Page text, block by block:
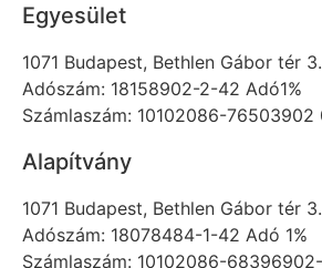
Egyesület
1071 Budapest, Bethlen Gábor tér 3.
Adószám: 18158902-2-42 Adó1%
Számlaszám: 10102086-
Alapítvány
1071 Budapest, Bethlen Gábor tér 3.
Adószám: 18078484-1-42 Adó 1%
Számlaszám: 10102086-